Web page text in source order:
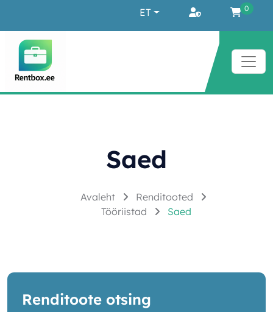
ET 0
Saed
Avaleht
Renditooted
Tööriistad
Saed
Renditoote otsing